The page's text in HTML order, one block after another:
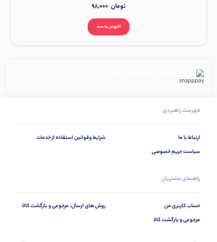
افزودن به سبد
98,000 تومان
۴ قسط ماهانه. بدون سود، چک و ضامن.
فهرست راهبردی
ارتباط با ما
سیاست حریم خصوصی
شرایط وقوانین استفاده از خدمات
راهنمای مشتریان
حساب کاربری من
مرجوعی و بازگشت کالا
روش های ارسال، مرجوعی و بازگشت کالا